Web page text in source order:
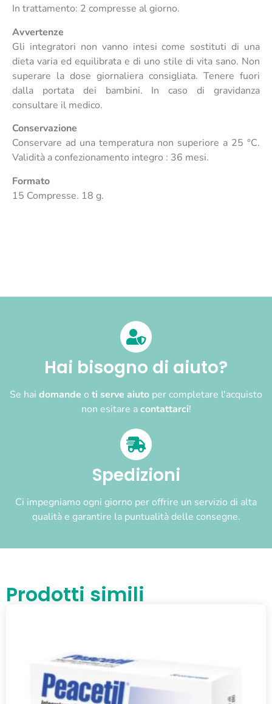
In trattamento: 2 compresse al giorno.
Avvertenze
Gli integratori non vanno intesi come sostituti di una
dieta varia ed equilibrata e di uno stile di vita sano. Non
superare la dose giornaliera consigliata. Tenere fuori
dalla portata dei bambini. In caso di gravidanza
consultare il medico.
Conservazione
Conservare ad una temperatura non superiore a 25 °C.
Validità a confezionamento integro : 36 mesi.
Formato
15 Compresse. 18 g.
Hai bisogno di aiuto?
Se hai domande o ti serve aiuto per completare l'acquisto
non esitare acontattarci!
Spedizioni
Ci impegniamo ogni giorno per offrire un servizio di alta
qualità e garantire la puntualità delle consegne.
Prodotti simili